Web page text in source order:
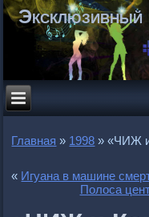
Эксклюзивный
Главная » 1998 »«ЧИЖ
« Игуана в машине
Полоса